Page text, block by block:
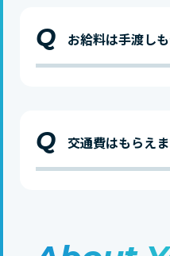
Q お給料は手渡し
Q 交通費はもらえ